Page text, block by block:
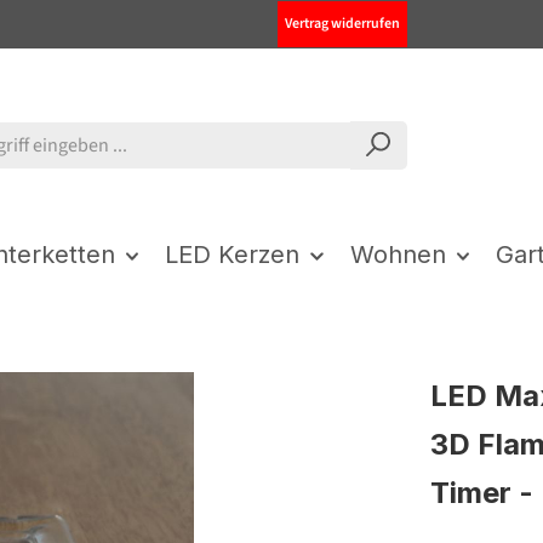
Vertrag widerrufen
LED Kerzen Wohnen
LED
3D
Timer -